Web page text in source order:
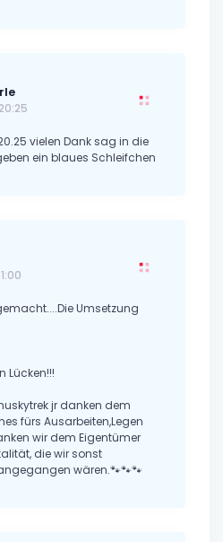
vielen Dank sag in die
ein blaues Schleifchen
Umsetzung
Lücken!!!
jr danken dem
fürs Ausarbeiten,Legen
wir dem Eigentümer
die wir sonst
wären.🐾🐾🐾